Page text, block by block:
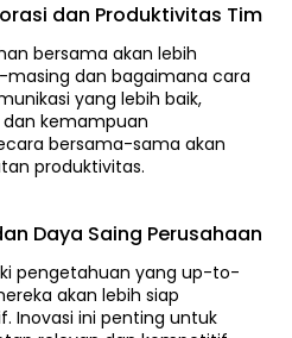
dan Produktivitas Tim
bersama akan lebih
dan bagaimana cara
yang lebih baik,
kemampuan
bersama-sama akan
produktivitas.
Daya Saing Perusahaan
pengetahuan yang up-to-
akan lebih siap
Inovasi ini penting untuk